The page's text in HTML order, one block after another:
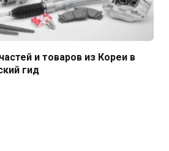
и товаров из Кореи в
гид